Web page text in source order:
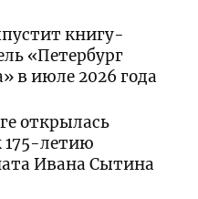
книгу-
«Петербург
в июле 2026 года
открылась
175-летию
Ивана Сытина